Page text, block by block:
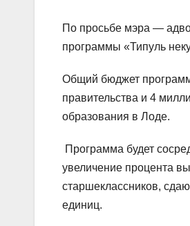
По просьбе мэра —
программы «Типуль
Общий бюджет
правительства и 4
образования в Лоде.
Программа будет
увеличение процента
старшеклассников,
единиц.